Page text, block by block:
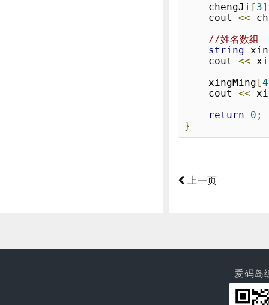
	chengJi
[ 3]
	cout
<<
//姓名数组
string
	cout
<<
	xingMing
[4
	cout
<<
return
0 ;
}
上一页
爱码岛